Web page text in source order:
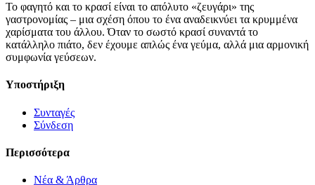
Το φαγητό και το κρασί είναι το απόλυτο «ζευγάρι» της
γαστρονομίας – μια σχέση όπου το ένα αναδεικνύει τα κρυμμένα
χαρίσματα του άλλου. Όταν το σωστό κρασί συναντά το
κατάλληλο πιάτο, δεν έχουμε απλώς ένα γεύμα, αλλά μια αρμονική
συμφωνία γεύσεων.
Υποστήριξη
Συνταγές
Σύνδεση
Περισσότερα
Νέα & Άρθρα